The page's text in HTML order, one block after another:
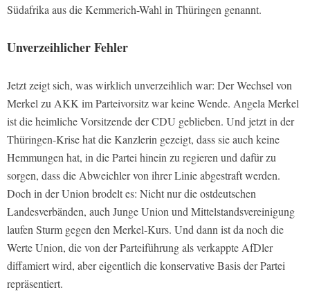
Südafrika aus die Kemmerich-Wahl in Thüringen genannt.
Unverzeihlicher Fehler
Jetzt zeigt sich, was wirklich unverzeihlich war: Der Wechsel von
Merkel zu AKK im Parteivorsitz war keine Wende. Angela Merkel
ist die heimliche Vorsitzende der CDU geblieben. Und jetzt in der
Thüringen-Krise hat die Kanzlerin gezeigt, dass sie auch keine
Hemmungen hat, in die Partei hinein zu regieren und dafür zu
sorgen, dass die Abweichler von ihrer Linie abgestraft werden.
Doch in der Union brodelt es: Nicht nur die ostdeutschen
Landesverbänden, auch Junge Union und Mittelstandsvereinigung
laufen Sturm gegen den Merkel-Kurs. Und dann ist da noch die
Werte Union, die von der Parteiführung als verkappte AfDler
diffamiert wird, aber eigentlich die konservative Basis der Partei
repräsentiert.